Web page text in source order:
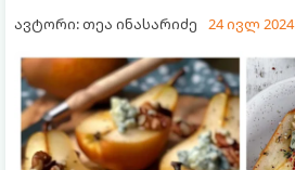
ავტორი: თეა ინასარიძე 24 ივლ 2024